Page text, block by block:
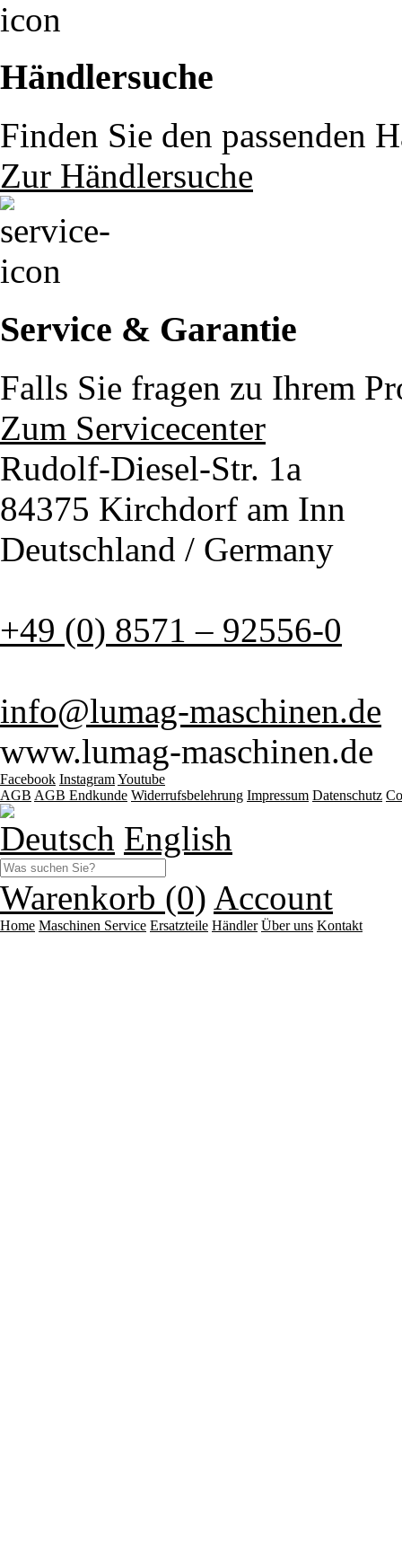
Händlersuche
Finden Sie den passenden
Zur Händlersuche
Service & Garantie
Falls Sie fragen zu Ihrem
Zum Servicecenter
Rudolf-Diesel-Str. 1a
84375 Kirchdorf am Inn
Deutschland / Germany
+49 (0) 8571 – 92556-0
info@lumag-maschinen.de
www.lumag-maschinen.de
Facebook InstagramYoutube
AGB AGB Endkunde Widerrufsbelehrung Impressum Datenschutz
Deutsch English
Warenkorb (0) Account
Home Maschinen Service Ersatzteile Händler Über uns Kontakt